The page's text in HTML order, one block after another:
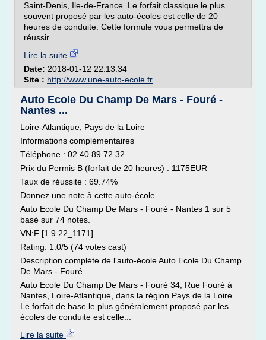
Saint-Denis, Ile-de-France. Le forfait classique le plus
souvent proposé par les auto-écoles est celle de 20
heures de conduite. Cette formule vous permettra de
réussir...
Lire la suite
Date: 2018-01-12 22:13:34
Site : http://www.une-auto-ecole.fr
Auto Ecole Du Champ De Mars - Fouré -
Nantes ...
Loire-Atlantique, Pays de la Loire
Informations complémentaires
Téléphone : 02 40 89 72 32
Prix du Permis B (forfait de 20 heures) : 1175EUR
Taux de réussite : 69.74%
Donnez une note à cette auto-école
Auto Ecole Du Champ De Mars - Fouré - Nantes 1 sur 5
basé sur 74 notes.
VN:F [1.9.22_1171]
Rating: 1.0/5 (74 votes cast)
Description complète de l'auto-école Auto Ecole Du Champ
De Mars - Fouré
Auto Ecole Du Champ De Mars - Fouré 34, Rue Fouré à
Nantes, Loire-Atlantique, dans la région Pays de la Loire.
Le forfait de base le plus généralement proposé par les
écoles de conduite est celle...
Lire la suite